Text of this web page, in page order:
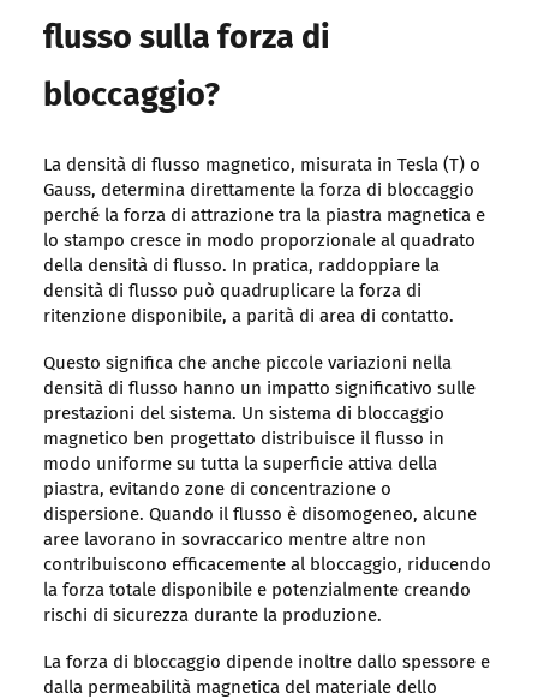
flusso sulla forza di
bloccaggio?
La densità di flusso magnetico, misurata in Tesla (T) o
Gauss, determina direttamente la forza di bloccaggio
perché la forza di attrazione tra la piastra magnetica e
lo stampo cresce in modo proporzionale al quadrato
della densità di flusso. In pratica, raddoppiare la
densità di flusso può quadruplicare la forza di
ritenzione disponibile, a parità di area di contatto.
Questo significa che anche piccole variazioni nella
densità di flusso hanno un impatto significativo sulle
prestazioni del sistema. Un sistema di bloccaggio
magnetico ben progettato distribuisce il flusso in
modo uniforme su tutta la superficie attiva della
piastra, evitando zone di concentrazione o
dispersione. Quando il flusso è disomogeneo, alcune
aree lavorano in sovraccarico mentre altre non
contribuiscono efficacemente al bloccaggio, riducendo
la forza totale disponibile e potenzialmente creando
rischi di sicurezza durante la produzione.
La forza di bloccaggio dipende inoltre dallo spessore e
dalla permeabilità magnetica del materiale dello